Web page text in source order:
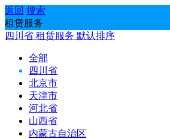
返回 搜索
租赁服务
四川省 租赁服务 默认排序
全部
四川省
北京市
天津市
河北省
山西省
内蒙古自治区